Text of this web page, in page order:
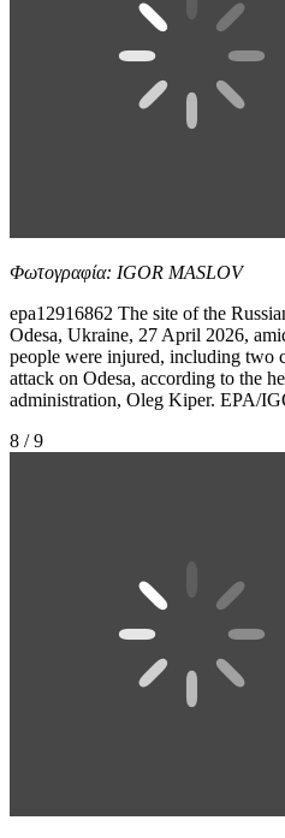
Φωτογραφία: IGOR MASLOV
epa12916862 The site of the
Odesa, Ukraine, 27 April 2026,
people were injured, including two
attack on Odesa, according to the
administration, Oleg Kiper. EPA/
8 / 9